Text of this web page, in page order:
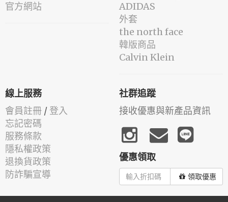
官方網站
ADIDAS
外套
the north face
韓版商品
Calvin Klein
線上服務
會員註冊 / 登入
忘記密碼
服務條款
隱私權政策
退換貨政策
防詐騙宣導
社群追蹤
接收優惠與新產品資訊
優惠領取
領取優惠